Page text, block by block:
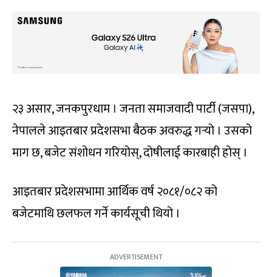
२३ असार, जनकपुरधाम । जनता समाजवादी पार्टी (जसपा),
नेपालले आइतबार प्रदेशसभा बैठक अवरुद्ध गर्‍यो । उसको
माग छ, बजेट संशोधन गरियोस्, दोषीलाई कारबाही होस् ।
आइतबार प्रदेशसभामा आर्थिक वर्ष २०८१/०८२ को
बजेटमाथि छलफल गर्ने कार्यसूची थियो ।